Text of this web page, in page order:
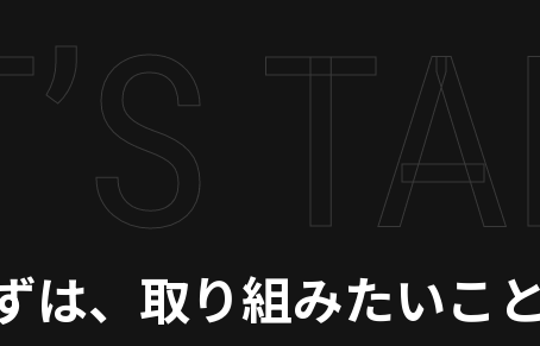
は、取り組みたいこ